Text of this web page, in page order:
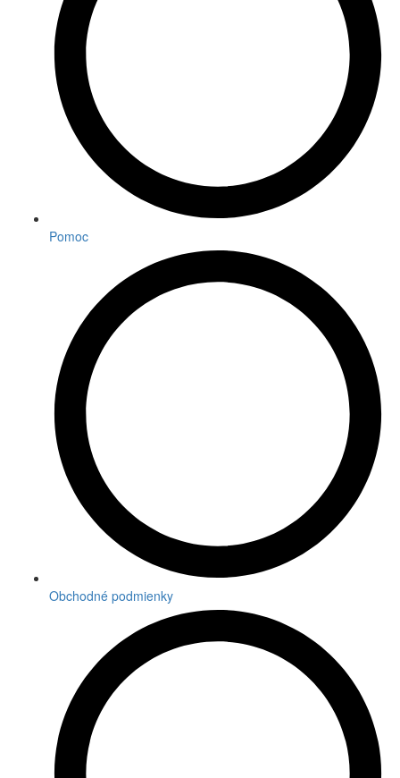
Pomoc
Obchodné podmienky